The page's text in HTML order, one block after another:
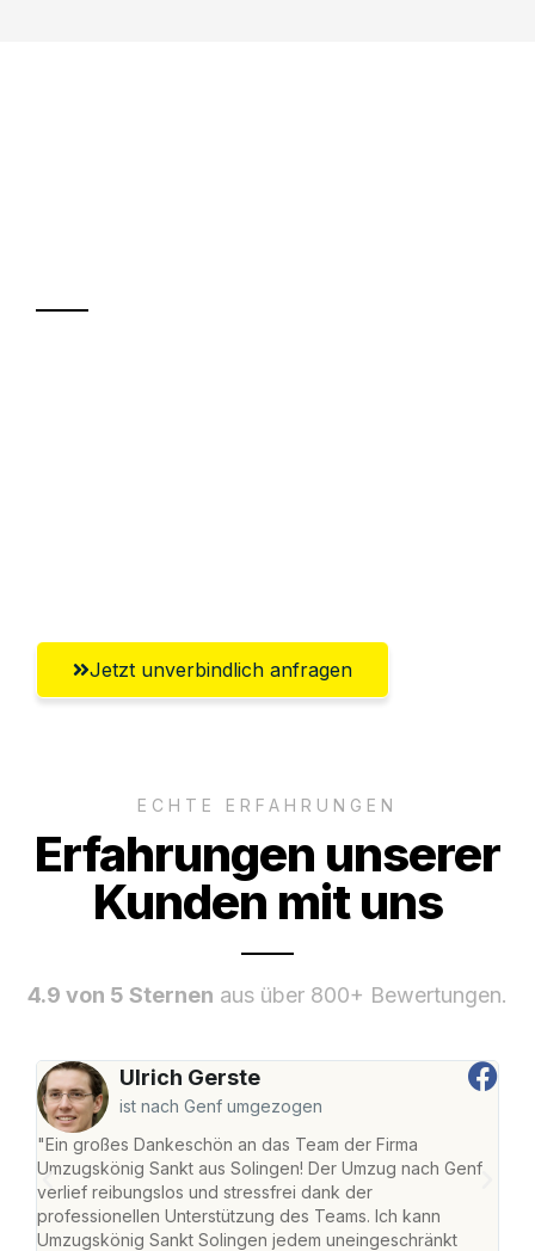
Jetzt unverbindlich anfragen
ECHTE ERFAHRUNGEN
Erfahrungen unserer
Kunden mit uns
4.9 von 5 Sternen aus über 800+ Bewertungen.
Ulrich Gerste
ist nach Genf umgezogen
"Ein großes Dankeschön an das Team der Firma
Umzugskönig Sankt aus Solingen! Der Umzug nach Genf
verlief reibungslos und stressfrei dank der
professionellen Unterstützung des Teams. Ich kann
Umzugskönig Sankt Solingen jedem uneingeschränkt